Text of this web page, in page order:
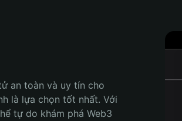
an toàn và uy tín cho
là lựa chọn tốt nhất. Với
tự do khám phá Web3